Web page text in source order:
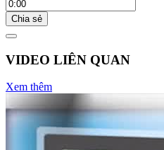
Chia sẻ
VIDEO LIÊN QUAN
Xem thêm